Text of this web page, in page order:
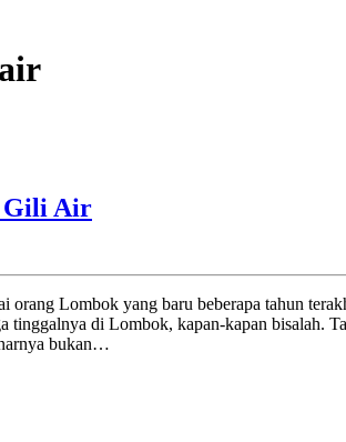
Gili Air
orang Lombok yang baru beberapa tahun
tinggalnya di Lombok, kapan-kapan bisalah.
bukan…